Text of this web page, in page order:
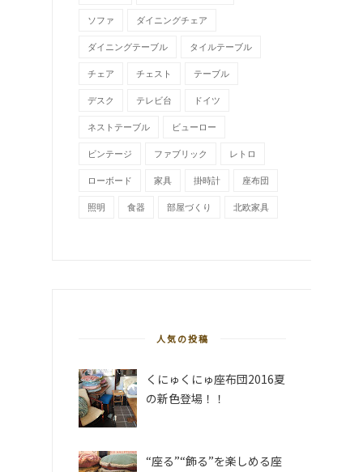
ソファ ダイニングチェア
ダイニングテーブル タイルテーブル
チェア チェスト テーブル
デスク テレビ台 ドイツ
ネストテーブル ビューロー
ビンテージ ファブリック レトロ
ローボード 家具 掛時計 座布団
照明 食器 部屋づくり 北欧家具
人気の投稿
くにゅくにゅ座布団2016夏
の新色登場！！
“座る”“飾る”を楽しめる座